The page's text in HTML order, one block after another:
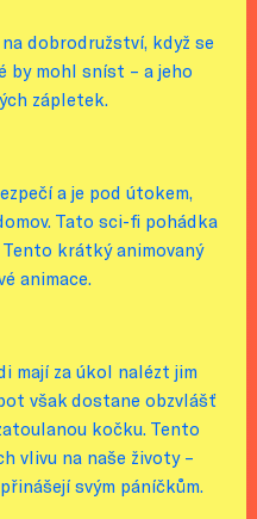
dobrodružství, když se
by mohl sníst – a jeho
zápletek.
a je pod útokem,
Tato sci-fi pohádka
Tento krátký animovaný
animace.
mají za úkol nalézt jim
však dostane obzvlášť
kočku. Tento
vlivu na naše životy –
svým páníčkům.